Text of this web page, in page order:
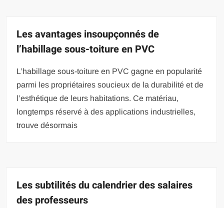
Les avantages insoupçonnés de
l’habillage sous-toiture en PVC
L’habillage sous-toiture en PVC gagne en popularité
parmi les propriétaires soucieux de la durabilité et de
l’esthétique de leurs habitations. Ce matériau,
longtemps réservé à des applications industrielles,
trouve désormais
Les subtilités du calendrier des salaires
des professeurs